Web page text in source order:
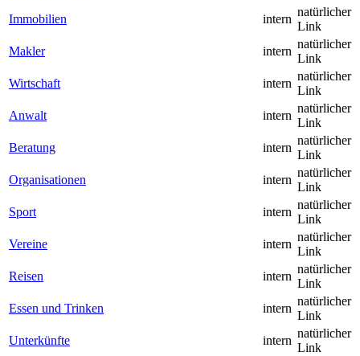
Immobilien
intern
natürlicher
Link
Makler
intern
natürlicher
Link
Wirtschaft
intern
natürlicher
Link
Anwalt
intern
natürlicher
Link
Beratung
intern
natürlicher
Link
Organisationen
intern
natürlicher
Link
Sport
intern
natürlicher
Link
Vereine
intern
natürlicher
Link
Reisen
intern
natürlicher
Link
Essen und Trinken
intern
natürlicher
Link
Unterkünfte
intern
natürlicher
Link